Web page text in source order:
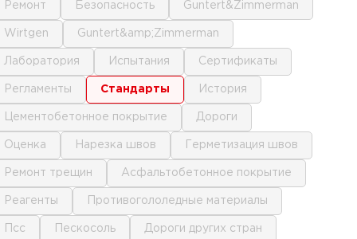
ремонт безопасность Guntert&Zimmerman
Wirtgen Guntert&amp;Zimmerman
лаборатория испытания сертификаты
регламенты стандарты история
цементобетонное покрытие дороги
оценка нарезка швов герметизация швов
ремонт трещин асфальтобетонное покрытие
реагенты противогололедные материалы
псс пескосоль дороги других стран